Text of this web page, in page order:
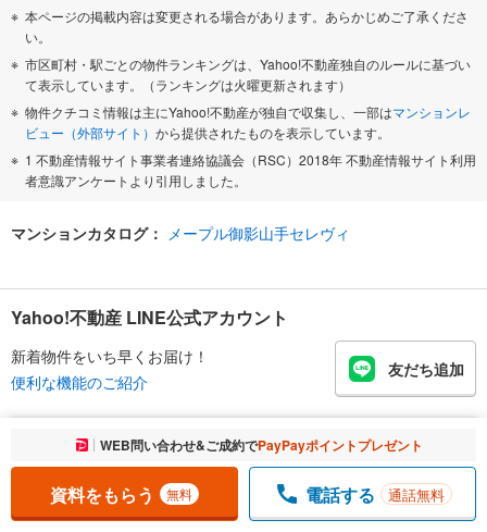
本ページの掲載内容は変更される場合があります。あらかじめご了承くださ
い。
市区町村・駅ごとの物件ランキングは、Yahoo!不動産独自のルールに基づい
て表示しています。（ランキングは火曜更新されます）
物件クチコミ情報は主にYahoo!不動産が独自で収集し、一部はマンションレ
ビュー（外部サイト） から提供されたものを表示しています。
1 不動産情報サイト事業者連絡協議会（RSC）2018年 不動産情報サイト利用
者意識アンケートより引用しました。
マンションカタログ： メープル御影山手セレヴィ
お気に入りに追加しました。 一覧を開く
WEB問い合わせ&ご成約でPayPayポイントプレゼント
資料をもらう 無料 電話する 通話無料
Yahoo!不動産 LINE公式アカウント
新着物件をいち早くお届け！
便利な機能のご紹介
友だち追加
Yahoo!不動産 アプリ
地図でサクッと物件探し
物件比較が手軽にできる